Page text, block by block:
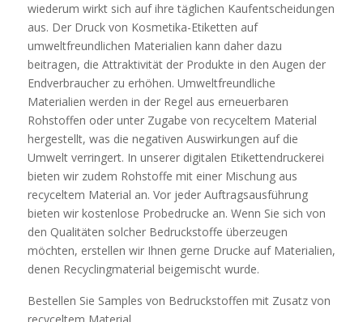
wiederum wirkt sich auf ihre täglichen Kaufentscheidungen
aus. Der Druck von Kosmetika-Etiketten auf
umweltfreundlichen Materialien kann daher dazu
beitragen, die Attraktivität der Produkte in den Augen der
Endverbraucher zu erhöhen. Umweltfreundliche
Materialien werden in der Regel aus erneuerbaren
Rohstoffen oder unter Zugabe von recyceltem Material
hergestellt, was die negativen Auswirkungen auf die
Umwelt verringert. In unserer digitalen Etikettendruckerei
bieten wir zudem Rohstoffe mit einer Mischung aus
recyceltem Material an. Vor jeder Auftragsausführung
bieten wir kostenlose Probedrucke an. Wenn Sie sich von
den Qualitäten solcher Bedruckstoffe überzeugen
möchten, erstellen wir Ihnen gerne Drucke auf Materialien,
denen Recyclingmaterial beigemischt wurde.
Bestellen Sie Samples von Bedruckstoffen mit Zusatz von